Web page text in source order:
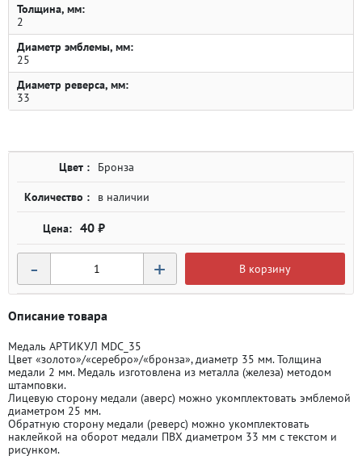
Толщина, мм:
2
Диаметр эмблемы, мм:
25
Диаметр реверса, мм:
33
Цвет : Бронза
Количество : в наличии
40 ₽
- + В корзину
Описание товара
Медаль АРТИКУЛ MDC_35
Цвет «золото»/«серебро»/«бронза», диаметр 35 мм. Толщина
медали 2 мм. Медаль изготовлена из металла (железа) методом
штамповки.
Лицевую сторону медали (аверс) можно укомплектовать эмблемой
диаметром 25 мм.
Обратную сторону медали (реверс) можно укомплектовать
наклейкой на оборот медали ПВХ диаметром 33 мм с текстом и
рисунком.